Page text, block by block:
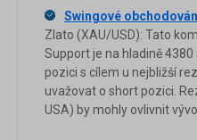
Swingové
Zlato (XAU/USD): Tato
Support je na hladině
pozici s cílem u nejbližší
uvažovat o short pozici.
USA) by mohly ovlivnit